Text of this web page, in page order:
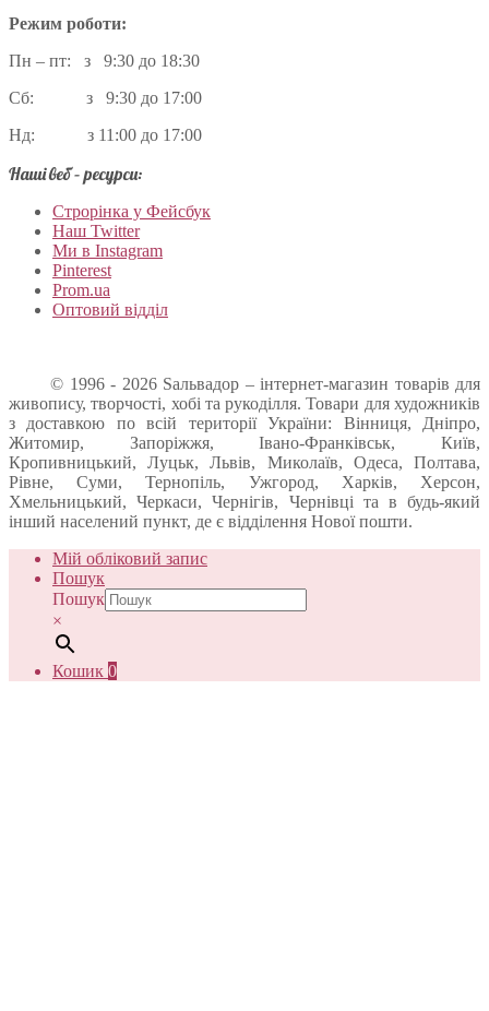
Режим роботи:
Пн – пт: з 9:30 до 18:30
Сб: з 9:30 до 17:00
Нд: з 11:00 до 17:00
Наші веб – ресурси:
Строрінка у Фейсбук
Наш Twitter
Ми в Instagram
Pinterest
Prom.ua
Оптовий відділ
© 1996 - 2026 Sальвадор – інтернет-магазин товарів для
живопису, творчості, хобі та рукоділля. Товари для художників
з доставкою по всій території України: Вінниця, Дніпро,
Житомир, Запоріжжя, Івано-Франківськ, Київ,
Кропивницький, Луцьк, Львів, Миколаїв, Одеса, Полтава,
Рівне, Суми, Тернопіль, Ужгород, Харків, Херсон,
Хмельницький, Черкаси, Чернігів, Чернівці та в будь-який
інший населений пункт, де є відділення Нової пошти.
Мій обліковий запис
Пошук
Пошук
×
Кошик 0